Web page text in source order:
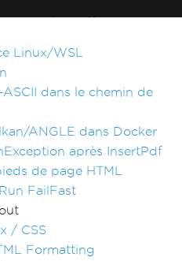
Linux/WSL
dans le chemin de
ANGLE dans Docker
après InsertPdf
de page HTML
FailFast
/ CSS
Formatting